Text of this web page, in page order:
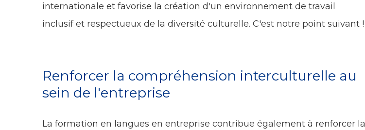
internationale et favorise la création d'un environnement de travail
inclusif et respectueux de la diversité culturelle. C'est notre point suivant !
Renforcer la compréhension interculturelle au
sein de l'entreprise
La formation en langues en entreprise contribue également à renforcer la